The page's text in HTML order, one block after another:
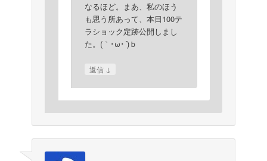
なるほど。まあ、私のほう
も思う所あって、本日100テ
ラショック定跡公開しまし
た。(｀･ω･´)ｂ
返信 ↓